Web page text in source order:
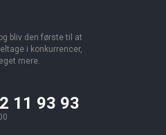
bliv den første til at
i konkurrencer,
mere.
11 93 93